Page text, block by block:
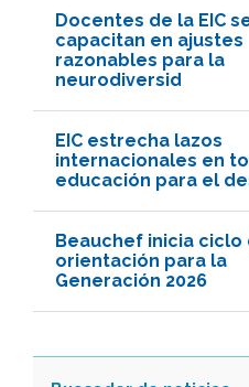
Docentes de la EIC
capacitan en ajustes
razonables para la
neurodiversid
EIC estrecha lazos
internacionales en
educación para el
Beauchef inicia ciclo
orientación para la
Generación 2026